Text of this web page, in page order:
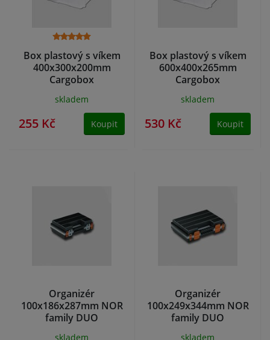
Box plastový s víkem
400x300x200mm
Cargobox
skladem
255 Kč Koupit
Box plastový s víkem
600x400x265mm
Cargobox
skladem
530 Kč Koupit
Organizér
100x186x287mm NOR
family DUO
skladem
Organizér
100x249x344mm NOR
family DUO
skladem